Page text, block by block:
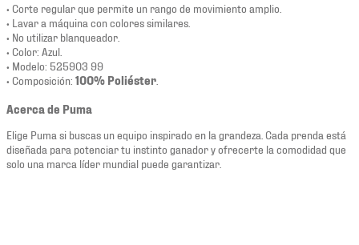
• Corte regular que permite un rango de movimiento amplio.
• Lavar a máquina con colores similares.
• No utilizar blanqueador.
• Color: Azul.
• Modelo: 525903 99
• Composición: 100% Poliéster
Acerca de Puma
Elige Puma si buscas un equipo inspirado en la grandeza. Cada prenda está
diseñada para potenciar tu instinto ganador y ofrecerte la comodidad que
solo una marca líder mundial puede garantizar.